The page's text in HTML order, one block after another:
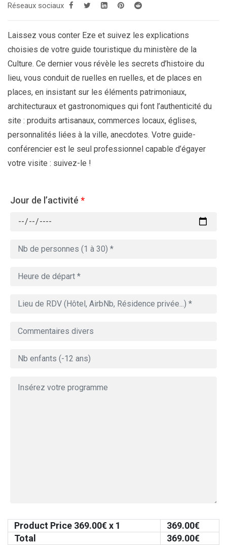
Réseaux sociaux
Laissez vous conter Eze et suivez les explications
choisies de votre guide touristique du ministère de la
Culture. Ce dernier vous révèle les secrets d’histoire du
lieu, vous conduit de ruelles en ruelles, et de places en
places, en insistant sur les éléments patrimoniaux,
architecturaux et gastronomiques qui font l’authenticité du
site : produits artisanaux, commerces locaux, églises,
personnalités liées à la ville, anecdotes. Votre guide-
conférencier est le seul professionnel capable d’égayer
votre visite : suivez-le !
Jour de l’activité *
Product Price 369.00€ x 1 369.00€
Total
369.00€